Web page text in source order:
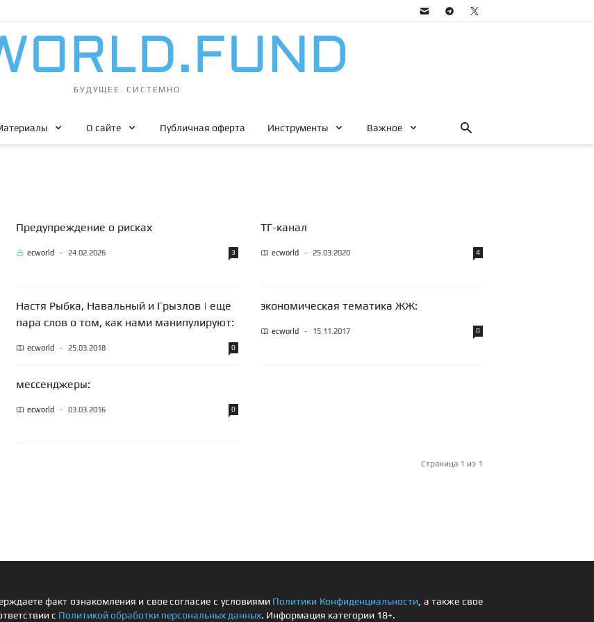
БУДУЩЕЕ. СИСТЕМНО
О сайте Публичная оферта Инструменты Важное
Предупреждение о рисках
ecworld - 24.02.2026 3
ТГ-канал
ecworld - 25.03.2020 4
Настя Рыбка, Навальный и Грызлов | еще
пара слов о том, как нами манипулируют:
ecworld - 25.03.2018 0
экономическая тематика ЖЖ:
ecworld - 15.11.2017 0
мессенджеры:
ecworld - 03.03.2016 0
Страница 1 из 1
факт ознакомления и свое согласие с условиями Политики Конфиденциальности , а также свое
с Политикой обработки персональных данных. Информация категории 18+.